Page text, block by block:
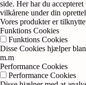
side. Her har du
vilkårene under din
Vores produkter er
Funktions Cookies
Funktions Cookies
Disse Cookies hjælper
m.m
Performance Cookies
Performance Cookies